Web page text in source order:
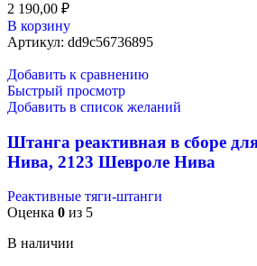
2 190,00 ₽
В корзину
Артикул: dd9c56736895
Добавить к сравнению
Быстрый просмотр
Добавить в список желаний
Штанга реактивная в сборе
Нива, 2123 Шевроле Нива
Реактивные тяги-штанги
Оценка 0 из 5
В наличии